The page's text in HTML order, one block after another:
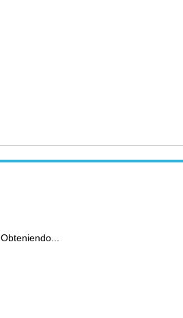
Obteniendo...